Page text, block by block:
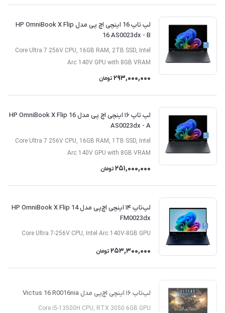
لپ تاپ 16 اینچی اچ پی مدل HP OmniBook X Flip
16 AS0023dx - B
Core Ultra 7 256V CPU, 16GB RAM, 2TB SSD, Intel
Arc 140V GPU with 8GB VRAM
293,000,000 تومان
لپ تاپ ۱۶ اینچی اچ پی مدل HP OmniBook X Flip 16
AS0023dx - A
Core Ultra 7 256V CPU, 16GB RAM, 1TB SSD, Intel
Arc 140V GPU with 8GB VRAM
251,000,000 تومان
لپ‌تاپ ۱۴ اینچی اچ‌پی مدل HP OmniBook X Flip 14
FM0023dx
Core Ultra 7-256V CPU, Intel Arc 140V-8GB GPU
253,300,000 تومان
لپ‌تاپ ۱۶ اینچی اچ‌پی مدل Victus 16 R0016nia
Core i5-13500H CPU, RTX 3050 6GB GPU